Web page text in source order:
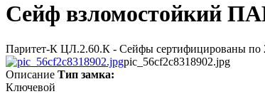
Сейф взломостойкий
Паритет-К ЦЛ.2.60.К - Сейфы сертифицированы по
pic_56cf2c8318902.jpg
Описание Тип замка:
Ключевой